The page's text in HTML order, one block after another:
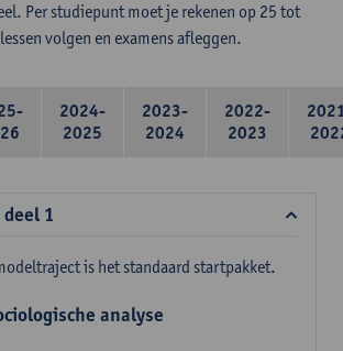
Per studiepunt moet je rekenen op 25 tot
volgen en examens afleggen.
2024-
2025
2023-
2024
2022-
2023
1
is het standaard startpakket.
analyse